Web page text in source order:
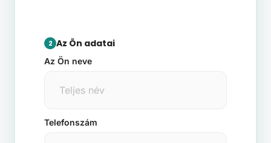
2 Az Ön adatai
Az Ön neve
Telefonszám